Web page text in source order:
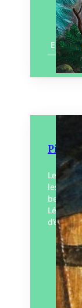
En
Le petit
les
Léon